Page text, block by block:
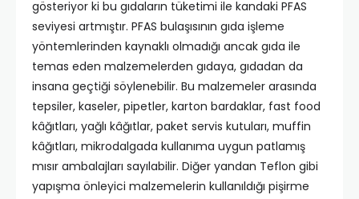
gösteriyor ki bu gıdaların tüketimi ile kandaki PFAS
seviyesi artmıştır. PFAS bulaşısının gıda işleme
yöntemlerinden kaynaklı olmadığı ancak gıda ile
temas eden malzemelerden gıdaya, gıdadan da
insana geçtiği söylenebilir. Bu malzemeler arasında
tepsiler, kaseler, pipetler, karton bardaklar, fast food
kâğıtları, yağlı kâğıtlar, paket servis kutuları, muffin
kâğıtları, mikrodalgada kullanıma uygun patlamış
mısır ambalajları sayılabilir. Diğer yandan Teflon gibi
yapışma önleyici malzemelerin kullanıldığı pişirme